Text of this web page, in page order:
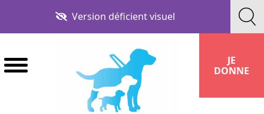
la
contenu
Version déficient visuel
JE
DONNE